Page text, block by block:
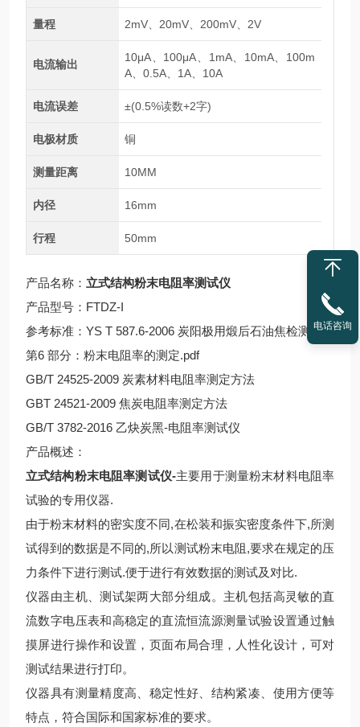
量程 2mV、20mV、200mV、2V
电流输出
10μA、100μA、1mA、10mA、100m
A、0.5A、1A、10A
电流误差 ±(0.5%读数+2字)
电极材质 铜
测量距离 10MM
内径 16mm
行程 50mm
产品名称： 立式结构粉末电阻率测试仪
产品型号：FTDZ-I
参考标准：YS T 587.6-2006 炭阳极用煅后石油焦检测方法
第6 部分：粉末电阻率的测定.pdf
GB/T 24525-2009 炭素材料电阻率测定方法
GBT 24521-2009 焦炭电阻率测定方法
GB/T 3782-2016 乙炔炭黑-电阻率测试仪
产品概述：
立式结构粉末电阻率测试仪-主要用于测量粉末材料电阻率
试验的专用仪器.
由于粉末材料的密实度不同,在松装和振实密度条件下,所测
试得到的数据是不同的,所以测试粉末电阻,要求在规定的压
力条件下进行测试.便于进行有效数据的测试及对比.
仪器由主机、测试架两大部分组成。主机包括高灵敏的直
流数字电压表和高稳定的直流恒流源测量试验设置通过触
摸屏进行操作和设置，页面布局合理，人性化设计，可对
测试结果进行打印。
仪器具有测量精度高、稳定性好、结构紧凑、使用方便等
特点，符合国际和国家标准的要求。
电话咨询